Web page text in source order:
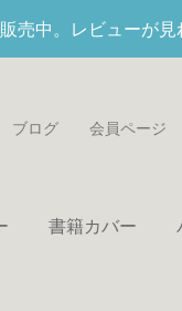
販売中。レビューが見
ブログ 会員ページ
書籍カバー